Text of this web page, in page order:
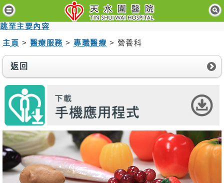
跳至主要內容
主
頁
病
人
與
客
醫
療
服
務
醫
護
專
主頁 > 醫療服務 > 專職醫療 > 營養科
返回